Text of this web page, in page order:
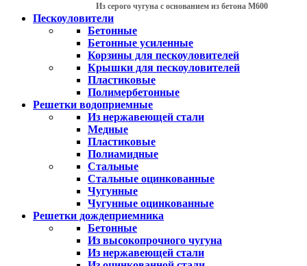
Из серого чугуна с основанием из бетона М600
Пескоуловители
Бетонные
Бетонные усиленные
Корзины для пескоуловителей
Крышки для пескоуловителей
Пластиковые
Полимербетонные
Решетки водоприемные
Из нержавеющей стали
Медные
Пластиковые
Полиамидные
Стальные
Стальные оцинкованные
Чугунные
Чугунные оцинкованные
Решетки дождеприемника
Бетонные
Из высокопрочного чугуна
Из нержавеющей стали